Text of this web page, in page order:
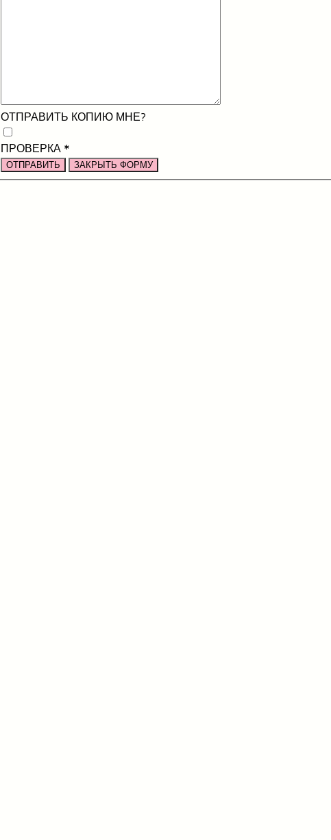
ОТПРАВИТЬ КОПИЮ МНЕ?
ПРОВЕРКА *
ОТПРАВИТЬ ЗАКРЫТЬ ФОРМУ